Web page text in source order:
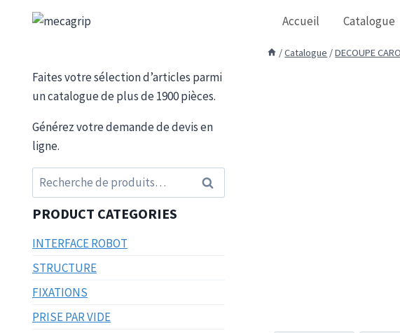
Accueil Catalogue
/Catalogue /DECOUPE
Faites votre sélection d’articles parmi
un catalogue de plus de 1900 pièces.
Générez votre demande de devis en
ligne.
Recherche
pour :
Recherche
PRODUCT CATEGORIES
INTERFACE ROBOT
STRUCTURE
FIXATIONS
PRISE PAR VIDE